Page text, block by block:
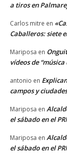
a tiros en
Carlos mitre en
Caballeros: siete
Mariposa en
vídeos de
antonio en
campos y ciudades
Mariposa en
el sábado en el
Mariposa en
el sábado en el